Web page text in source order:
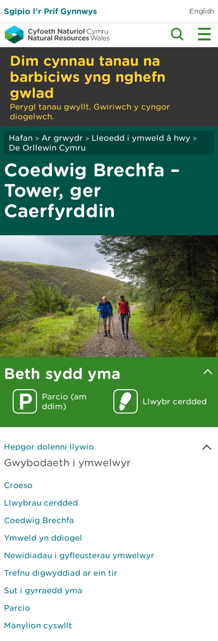
Sgipio I’r Prif Gynnwys English
Dim cynnau tanau na
barbiciws yng nghefn
gwlad
Perygl tanau gwyllt. Gwiriwch y cyngor
diogelwch.
Hafan > Ar grwydr > Lleoedd i ymweld â hwy >
De Orllewin Cymru
Coedwig Brechfa –
Tower, ger
Caerfyrddin
Beth sydd yma
Parcio (am
ddim)
Llwybr cerdded
Hepgor dolenni llywio
Gwybodaeth i ymwelwyr
Croeso
Llwybrau cerdded
Coedwig Brechfa
Ymweld yn ddiogel
Newidiadau i gyfleusterau ymwelwyr
Trefnu digwyddiad ar ein tir
Sut i gyrraedd yma
Parcio
Manylion cyswllt